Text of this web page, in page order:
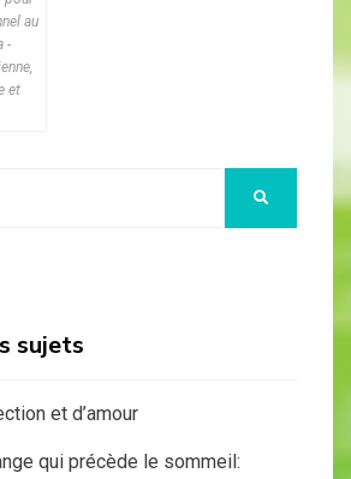
au
-
et
sujets
et d’amour
qui précède le sommeil: